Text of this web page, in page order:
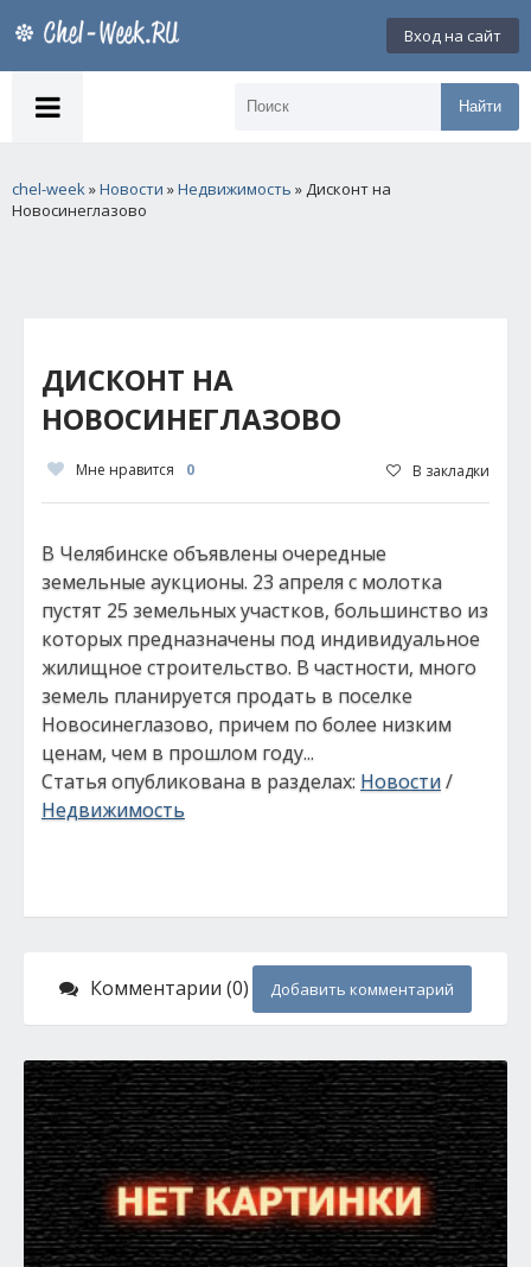
Вход на сайт
Найти
chel-week»Новости »Недвижимость » Дисконт на
Новосинеглазово
ДИСКОНТ НА
НОВОСИНЕГЛАЗОВО
Мне нравится 0 В закладки
В Челябинске объявлены очередные
земельные аукционы. 23 апреля с молотка
пустят 25 земельных участков, большинство из
которых предназначены под индивидуальное
жилищное строительство. В частности, много
земель планируется продать в поселке
Новосинеглазово, причем по более низким
ценам, чем в прошлом году...
Статья опубликована в разделах: Новости/
Недвижимость
Комментарии (0) Добавить комментарий